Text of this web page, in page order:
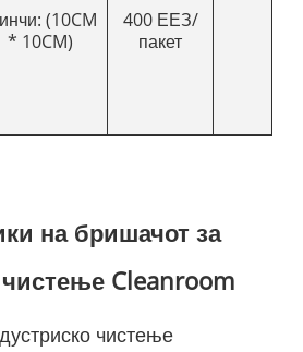
(10CM
* 10CM)
400 ЕЕЗ/
пакет
на бришачот за
Cleanroom
чистење